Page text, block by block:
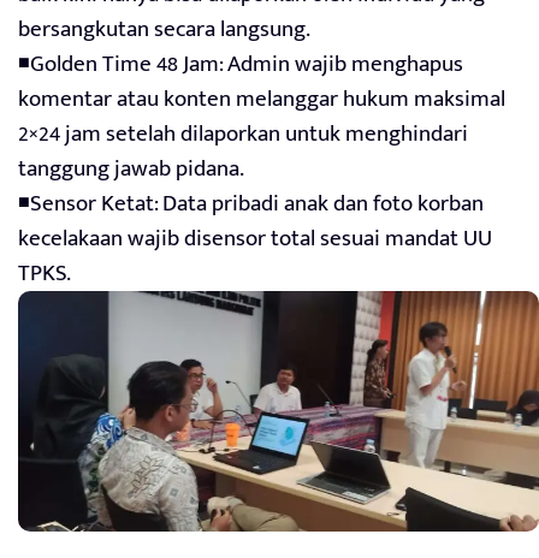
bersangkutan secara langsung.
◾Golden Time 48 Jam: Admin wajib menghapus
komentar atau konten melanggar hukum maksimal
2×24 jam setelah dilaporkan untuk menghindari
tanggung jawab pidana.
◾Sensor Ketat: Data pribadi anak dan foto korban
kecelakaan wajib disensor total sesuai mandat UU
TPKS.